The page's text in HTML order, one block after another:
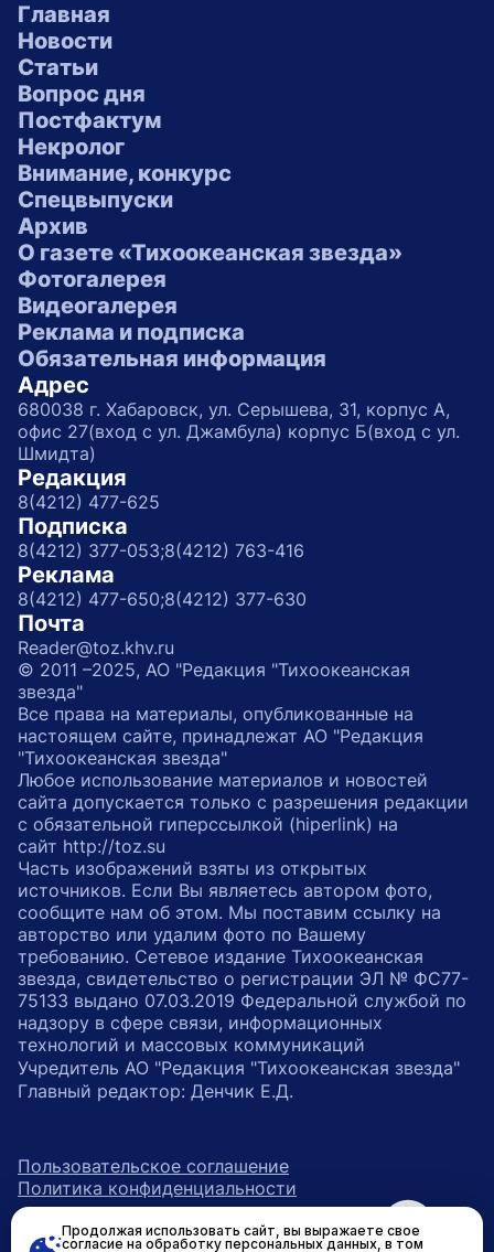
Главная
Новости
Статьи
Вопрос дня
Постфактум
Некролог
Внимание, конкурс
Спецвыпуски
Архив
О газете «Тихоокеанская звезда»
Фотогалерея
Видеогалерея
Реклама и подписка
Обязательная информация
Адрес
680038 г. Хабаровск, ул. Серышева, 31, корпус А,
офис 27(вход с ул. Джамбула) корпус Б(вход с ул.
Шмидта)
Редакция
8(4212) 477-625
Подписка
8(4212) 377-053;8(4212) 763-416
Реклама
8(4212) 477-650;8(4212) 377-630
Почта
Reader@toz.khv.ru
© 2011 –2025, АО "Редакция "Тихоокеанская
звезда"
Все права на материалы, опубликованные на
настоящем сайте, принадлежат АО "Редакция
"Тихоокеанская звезда"
Любое использование материалов и новостей
сайта допускается только с разрешения редакции
с обязательной гиперссылкой (hiperlink) на
сайт http://toz.su
Часть изображений взяты из открытых
источников. Если Вы являетесь автором фото,
сообщите нам об этом. Мы поставим ссылку на
авторство или удалим фото по Вашему
требованию. Сетевое издание Тихоокеанская
звезда, свидетельство о регистрации ЭЛ № ФС77-
75133 выдано 07.03.2019 Федеральной службой по
надзору в сфере связи, информационных
технологий и массовых коммуникаций
Учредитель АО "Редакция "Тихоокеанская звезда"
Главный редактор: Денчик Е.Д.
Пользовательское соглашение
Политика конфиденциальности
ссылка на главную
возрастное ограничение 16+
Продолжая использовать сайт, вы выражаете свое
согласие на обработку персональных данных, в том